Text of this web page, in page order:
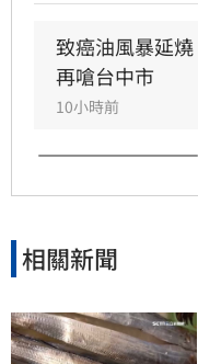
演變為政治議題
準」是基於營養
正）
致癌油風暴延
再嗆台中市
10小時前
相關新聞